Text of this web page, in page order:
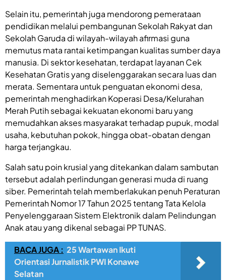
Selain itu, pemerintah juga mendorong pemerataan
pendidikan melalui pembangunan Sekolah Rakyat dan
Sekolah Garuda di wilayah-wilayah afirmasi guna
memutus mata rantai ketimpangan kualitas sumber daya
manusia. Di sektor kesehatan, terdapat layanan Cek
Kesehatan Gratis yang diselenggarakan secara luas dan
merata. Sementara untuk penguatan ekonomi desa,
pemerintah menghadirkan Koperasi Desa/Kelurahan
Merah Putih sebagai kekuatan ekonomi baru yang
memudahkan akses masyarakat terhadap pupuk, modal
usaha, kebutuhan pokok, hingga obat-obatan dengan
harga terjangkau.
Salah satu poin krusial yang ditekankan dalam sambutan
tersebut adalah perlindungan generasi muda di ruang
siber. Pemerintah telah memberlakukan penuh Peraturan
Pemerintah Nomor 17 Tahun 2025 tentang Tata Kelola
Penyelenggaraan Sistem Elektronik dalam Pelindungan
Anak atau yang dikenal sebagai PP TUNAS.
BACA JUGA : 25 Wartawan Ikuti
Orientasi Jurnalistik PWI Konawe
Selatan